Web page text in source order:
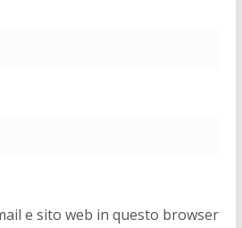
e sito web in questo browser